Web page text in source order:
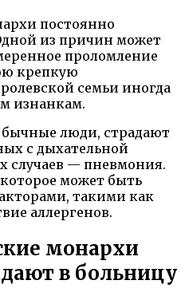
постоянно
из причин может
проломление
крепкую
семьи иногда
изнанкам.
люди, страдают
с дыхательной
случаев — пневмония.
может быть
такими как
аллергенов.
монархи
в больницу